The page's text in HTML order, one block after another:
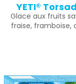
YETI®
Glace aux fruits
fraise, framboise,